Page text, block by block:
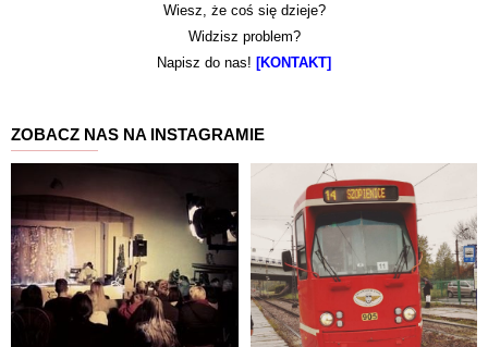
Wiesz, że coś się dzieje?
Widzisz problem?
Napisz do nas! [KONTAKT]
ZOBACZ NAS NA INSTAGRAMIE